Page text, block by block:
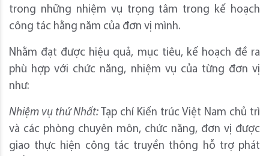
trong những nhiệm vụ trọng tâm trong kế hoạch
công tác hằng năm của đơn vị mình.
Nhằm đạt được hiệu quả, mục tiêu, kế hoạch đề ra
phù hợp với chức năng, nhiệm vụ của từng đơn vị
như:
Nhiệm vụ thứ Nhất: Tạp chí Kiến trúc Việt Nam chủ trì
và các phòng chuyên môn, chức năng, đơn vị được
giao thực hiện công tác truyền thông hỗ trợ phát